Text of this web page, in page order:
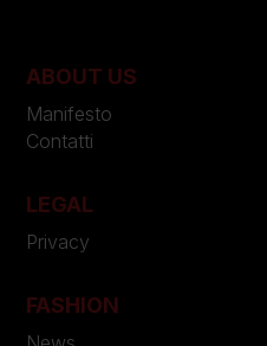
ABOUT US
Manifesto
Contatti
LEGAL
Privacy
FASHION